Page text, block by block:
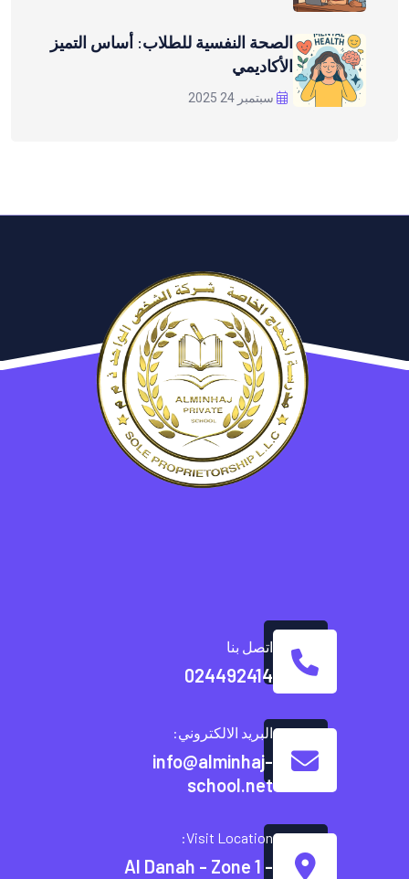
الصحة النفسية للطلاب: أساس التميز
الأكاديمي
سبتمبر 24 2025
اتصل بنا
024492414
البريد الالكتروني:
info@alminhaj-
school.net
Visit Location:
Al Danah - Zone 1 -